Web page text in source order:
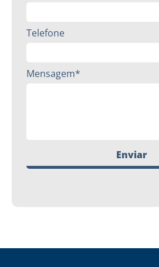
Telefone
Mensagem*
Enviar